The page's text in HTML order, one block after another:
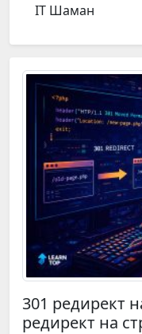
IT Шаман
301 редирект
редирект на